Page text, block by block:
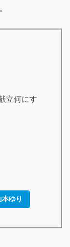
立何にす
本ゆり